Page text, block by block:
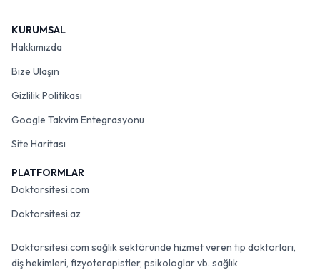
KURUMSAL
Hakkımızda
Bize Ulaşın
Gizlilik Politikası
Google Takvim Entegrasyonu
Site Haritası
PLATFORMLAR
Doktorsitesi.com
Doktorsitesi.az
Doktorsitesi.com sağlık sektöründe hizmet veren tıp doktorları,
diş hekimleri, fizyoterapistler, psikologlar vb. sağlık